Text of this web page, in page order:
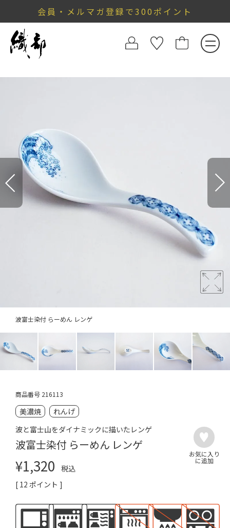
会員・メルマガ登録で300ポイント
波富士染付 らーめん レンゲ
商品番号 216113
美濃焼
れんげ
波と富士山をダイナミックに描いたレンゲ
波富士染付 らーめん レンゲ
¥1,320
税込
[ 12 ポイント ]